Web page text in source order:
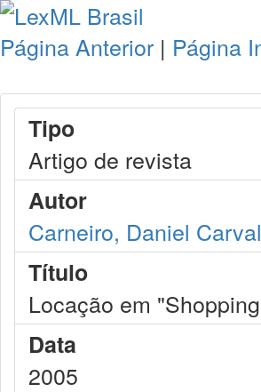
Página Anterior | Página
Tipo
Artigo de revista
Autor
Carneiro, Daniel
Título
Locação em
Data
2005